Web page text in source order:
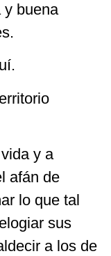
y buena
y a
afán de
lo que tal
sus
a los de